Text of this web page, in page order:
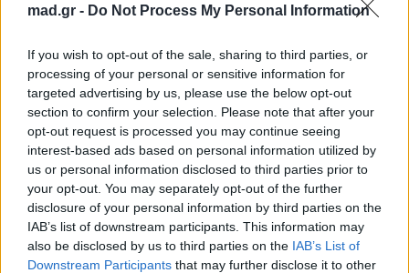
mad.gr - Do Not Process My Personal Information
If you wish to opt-out of the sale, sharing to third parties, or
processing of your personal or sensitive information for
targeted advertising by us, please use the below opt-out
section to confirm your selection. Please note that after your
opt-out request is processed you may continue seeing
interest-based ads based on personal information utilized by
us or personal information disclosed to third parties prior to
your opt-out. You may separately opt-out of the further
disclosure of your personal information by third parties on the
IAB’s list of downstream participants. This information may
also be disclosed by us to third parties on the IAB’s List of
Downstream Participants that may further disclose it to other
Πόσες φορές;
στόμα,
μη σε ταράξω όσο ονειρεύεσαι ακόμα;
Πόσες φορές;
Όσες κι αν θες!
Πόσες φορές, μπροστά στα λόγια των χρησμών
σου,
θα μείνω να κοιτώ σαν να ‘μουνα
παιδί
Πόσες φορές θυσία θα κάνω όλες τις λέξεις στο
βωμό σου